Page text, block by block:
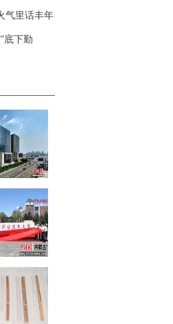
气里话丰年
底下勤